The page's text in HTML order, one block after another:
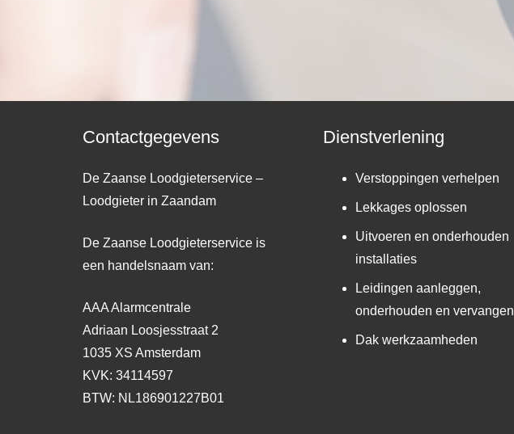
Contactgegevens
De Zaanse Loodgieterservice –
Loodgieter in Zaandam
De Zaanse Loodgieterservice is
een handelsnaam van:
AAA Alarmcentrale
Adriaan Loosjesstraat 2
1035 XS Amsterdam
KVK: 34114597
BTW: NL186901227B01
Dienstverlening
Verstoppingen verhelpen
Lekkages oplossen
Uitvoeren en onderhouden
installaties
Leidingen aanleggen,
onderhouden en vervangen
Dak werkzaamheden